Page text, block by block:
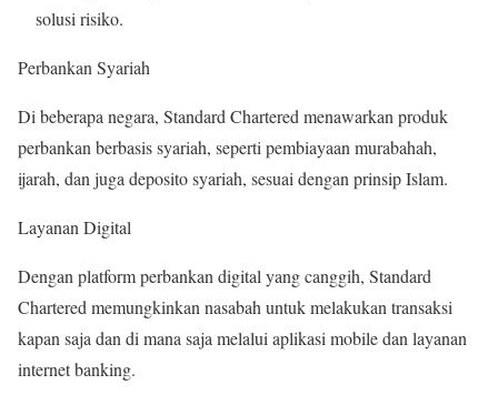
solusi risiko.
Perbankan Syariah
Di beberapa negara, Standard Chartered menawarkan produk
perbankan berbasis syariah, seperti pembiayaan murabahah,
ijarah, dan juga deposito syariah, sesuai dengan prinsip Islam.
Layanan Digital
Dengan platform perbankan digital yang canggih, Standard
Chartered memungkinkan nasabah untuk melakukan transaksi
kapan saja dan di mana saja melalui aplikasi mobile dan layanan
internet banking.